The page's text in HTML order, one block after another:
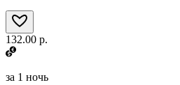
132.00 р.
за 1 ночь